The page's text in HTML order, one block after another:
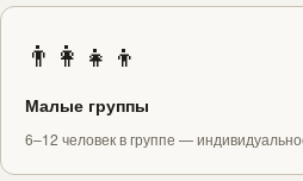
👨‍👩‍👧‍👦
Малые группы
6–12 человек в группе —